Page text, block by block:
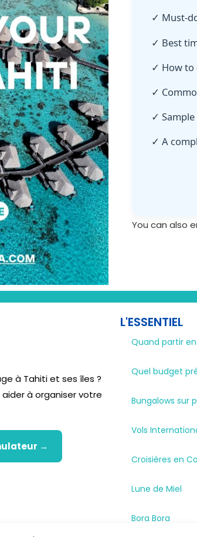
✓ Must-
✓ Best
✓ How to
✓
✓
✓ A
You can also
à Tahiti et ses îles ?
à organiser votre
→
L'ESSENTIEL
Quand partir
Quel budget
Bungalows sur
Vols
Croisières en
Lune de Miel
Bora Bora